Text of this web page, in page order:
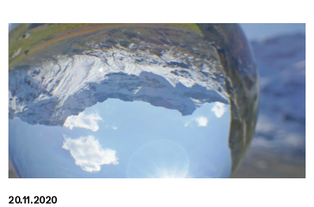
20.11.2020